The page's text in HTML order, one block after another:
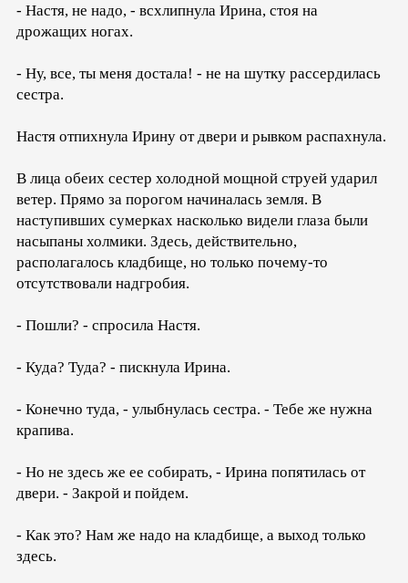
- Настя, не надо, - всхлипнула Ирина, стоя на
дрожащих ногах.
- Ну, все, ты меня достала! - не на шутку рассердилась
сестра.
Настя отпихнула Ирину от двери и рывком распахнула.
В лица обеих сестер холодной мощной струей ударил
ветер. Прямо за порогом начиналась земля. В
наступивших сумерках насколько видели глаза были
насыпаны холмики. Здесь, действительно,
располагалось кладбище, но только почему-то
отсутствовали надгробия.
- Пошли? - спросила Настя.
- Куда? Туда? - пискнула Ирина.
- Конечно туда, - улыбнулась сестра. - Тебе же нужна
крапива.
- Но не здесь же ее собирать, - Ирина попятилась от
двери. - Закрой и пойдем.
- Как это? Нам же надо на кладбище, а выход только
здесь.